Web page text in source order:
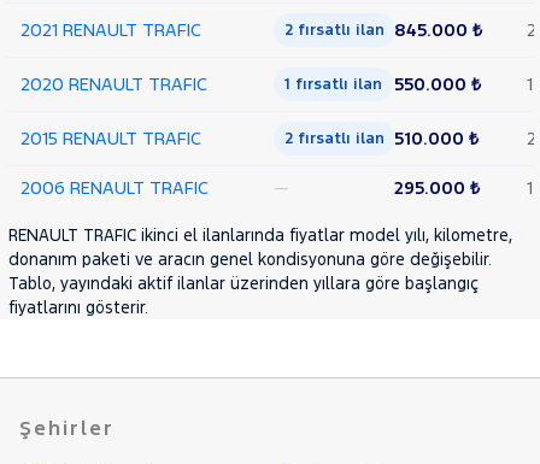
2.0
2.0 DCI
GRAND
2.0 DCI
GRAND
CONFORT
2.0 dCi
Grand
SSANGYONG
2021 RENAULT TRAFIC 2 fırsatlı ilan 845.000 ₺ 2
2020 RENAULT TRAFIC 1 fırsatlı ilan 550.000 ₺ 1
2015 RENAULT TRAFIC 2 fırsatlı ilan 510.000 ₺ 2
2006 RENAULT TRAFIC — 295.000 ₺ 1
RENAULT TRAFIC ikinci el ilanlarında fiyatlar model yılı, kilometre,
donanım paketi ve aracın genel kondisyonuna göre değişebilir.
Tablo, yayındaki aktif ilanlar üzerinden yıllara göre başlangıç
fiyatlarını gösterir.
Şehirler